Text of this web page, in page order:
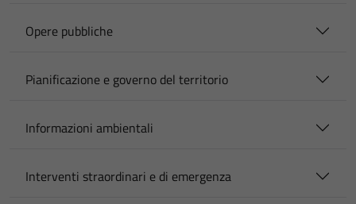
Opere pubbliche
Pianificazione e governo del territorio
Informazioni ambientali
Interventi straordinari e di emergenza